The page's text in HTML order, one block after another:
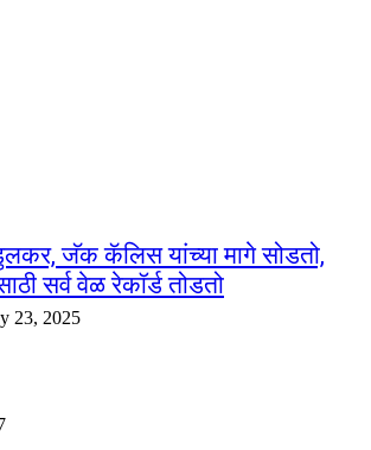
जॅक कॅलिस यांच्या मागे सोडतो,
सर्व वेळ रेकॉर्ड तोडतो
23, 2025